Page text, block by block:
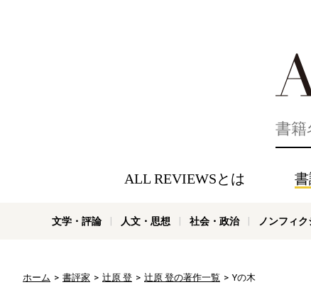
ALL REVIEWSとは
文学・評論 人文・思想 社会・政治 ノンフィ
ホーム 書評家 辻原 登 辻原 登の著作一覧 Yの木